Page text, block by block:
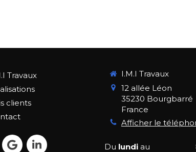
Travaux
clients
I.M.I Travaux
12 allée Léon
35230 Bourgbarré
France
Afficher le
Du lundi au